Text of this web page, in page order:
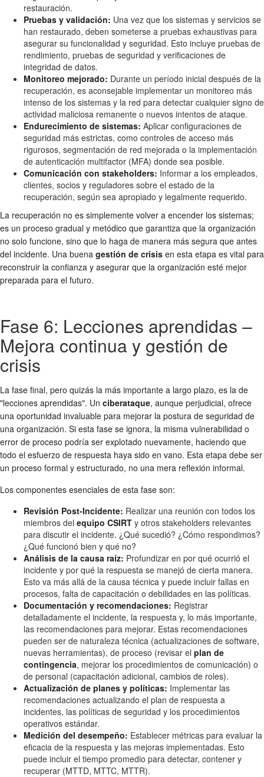
restauración.
Pruebas y validación: Una vez que los sistemas y servicios se
han restaurado, deben someterse a pruebas exhaustivas para
asegurar su funcionalidad y seguridad. Esto incluye pruebas de
rendimiento, pruebas de seguridad y verificaciones de
integridad de datos.
Monitoreo mejorado: Durante un período inicial después de la
recuperación, es aconsejable implementar un monitoreo más
intenso de los sistemas y la red para detectar cualquier signo de
actividad maliciosa remanente o nuevos intentos de ataque.
Endurecimiento de sistemas: Aplicar configuraciones de
seguridad más estrictas, como controles de acceso más
rigurosos, segmentación de red mejorada o la implementación
de autenticación multifactor (MFA) donde sea posible.
Comunicación con stakeholders: Informar a los empleados,
clientes, socios y reguladores sobre el estado de la
recuperación, según sea apropiado y legalmente requerido.
La recuperación no es simplemente volver a encender los sistemas;
es un proceso gradual y metódico que garantiza que la organización
no solo funcione, sino que lo haga de manera más segura que antes
del incidente. Una buena gestión de crisis en esta etapa es vital para
reconstruir la confianza y asegurar que la organización esté mejor
preparada para el futuro.
Fase 6: Lecciones aprendidas –
Mejora continua y gestión de
crisis
La fase final, pero quizás la más importante a largo plazo, es la de
"lecciones aprendidas". Un ciberataque, aunque perjudicial, ofrece
una oportunidad invaluable para mejorar la postura de seguridad de
una organización. Si esta fase se ignora, la misma vulnerabilidad o
error de proceso podría ser explotado nuevamente, haciendo que
todo el esfuerzo de respuesta haya sido en vano. Esta etapa debe ser
un proceso formal y estructurado, no una mera reflexión informal.
Los componentes esenciales de esta fase son:
Revisión Post-Incidente: Realizar una reunión con todos los
miembros del equipo CSIRT y otros stakeholders relevantes
para discutir el incidente. ¿Qué sucedió? ¿Cómo respondimos?
¿Qué funcionó bien y qué no?
Análisis de la causa raíz: Profundizar en por qué ocurrió el
incidente y por qué la respuesta se manejó de cierta manera.
Esto va más allá de la causa técnica y puede incluir fallas en
procesos, falta de capacitación o debilidades en las políticas.
Documentación y recomendaciones: Registrar
detalladamente el incidente, la respuesta y, lo más importante,
las recomendaciones para mejorar. Estas recomendaciones
pueden ser de naturaleza técnica (actualizaciones de software,
nuevas herramientas), de proceso (revisar el plan de
contingencia, mejorar los procedimientos de comunicación) o
de personal (capacitación adicional, cambios de roles).
Actualización de planes y políticas: Implementar las
recomendaciones actualizando el plan de respuesta a
incidentes, las políticas de seguridad y los procedimientos
operativos estándar.
Medición del desempeño: Establecer métricas para evaluar la
eficacia de la respuesta y las mejoras implementadas. Esto
puede incluir el tiempo promedio para detectar, contener y
recuperar (MTTD, MTTC, MTTR).